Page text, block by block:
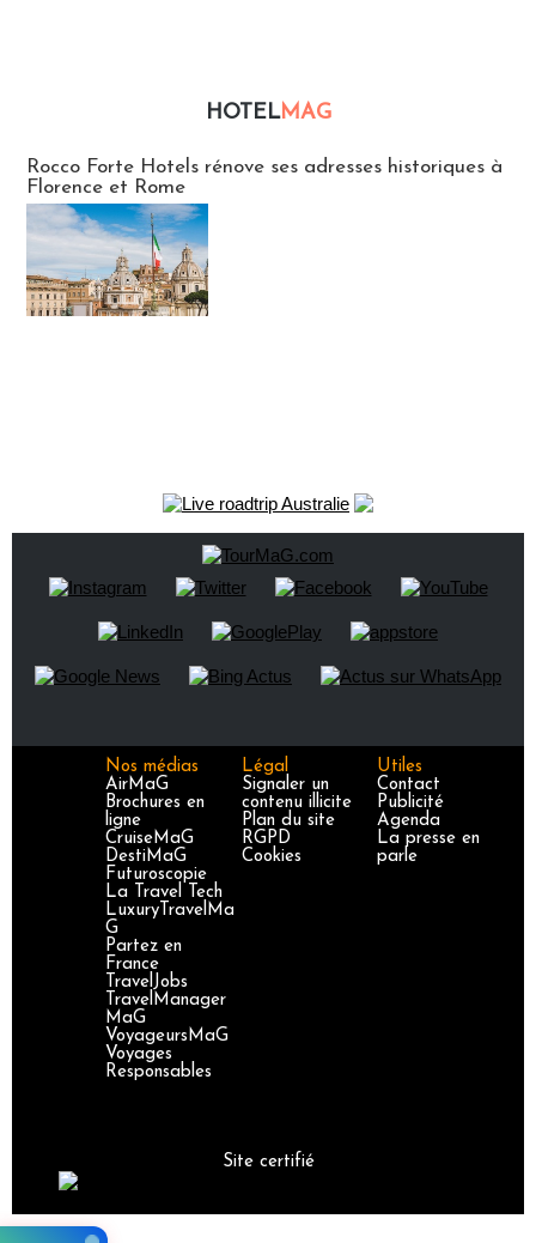
HOTELMAG
Rocco Forte Hotels rénove ses adresses historiques à
Florence et Rome
Nos médias
AirMaG
Brochures en
ligne
CruiseMaG
DestiMaG
Futuroscopie
La Travel Tech
LuxuryTravelMa
G
Partez en
France
TravelJobs
TravelManager
MaG
VoyageursMaG
Voyages
Responsables
Légal
Signaler un
contenu illicite
Plan du site
RGPD
Cookies
Utiles
Contact
Publicité
Agenda
La presse en
parle
Site certifié